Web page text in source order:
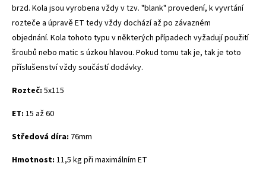
brzd. Kola jsou vyrobena vždy v tzv. "blank" provedení, k vyvrtání
rozteče a úpravě ET tedy vždy dochází až po závazném
objednání. Kola tohoto typu v některých případech vyžadují použití
šroubů nebo matic s úzkou hlavou. Pokud tomu tak je, tak je toto
příslušenství vždy součástí dodávky.
Rozteč: 5x115
ET: 15 až 60
Středová díra: 76mm
Hmotnost: 11,5 kg při maximálním ET